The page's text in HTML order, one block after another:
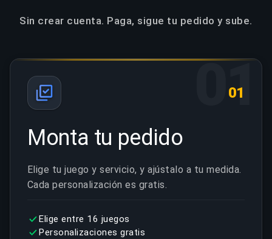
Sin crear cuenta. Paga, sigue tu pedido y sube.
01
01
Monta tu pedido
Elige tu juego y servicio, y ajústalo a tu medida.
Cada personalización es gratis.
Elige entre 16 juegos
Personalizaciones gratis